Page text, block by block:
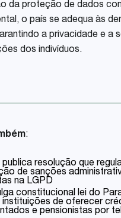
da proteção de dados
o país se adequa às
a privacidade e a
dos indivíduos.
:
publica resolução que
de sanções
na LGPD
constitucional lei do
instituições de oferecer
e pensionistas por